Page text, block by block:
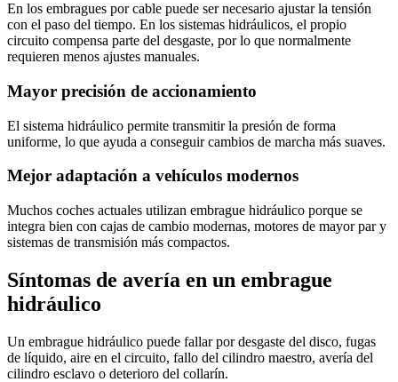
En los embragues por cable puede ser necesario ajustar la tensión
con el paso del tiempo. En los sistemas hidráulicos, el propio
circuito compensa parte del desgaste, por lo que normalmente
requieren menos ajustes manuales.
Mayor precisión de accionamiento
El sistema hidráulico permite transmitir la presión de forma
uniforme, lo que ayuda a conseguir cambios de marcha más suaves.
Mejor adaptación a vehículos modernos
Muchos coches actuales utilizan embrague hidráulico porque se
integra bien con cajas de cambio modernas, motores de mayor par y
sistemas de transmisión más compactos.
Síntomas de avería en un embrague
hidráulico
Un embrague hidráulico puede fallar por desgaste del disco, fugas
de líquido, aire en el circuito, fallo del cilindro maestro, avería del
cilindro esclavo o deterioro del collarín.